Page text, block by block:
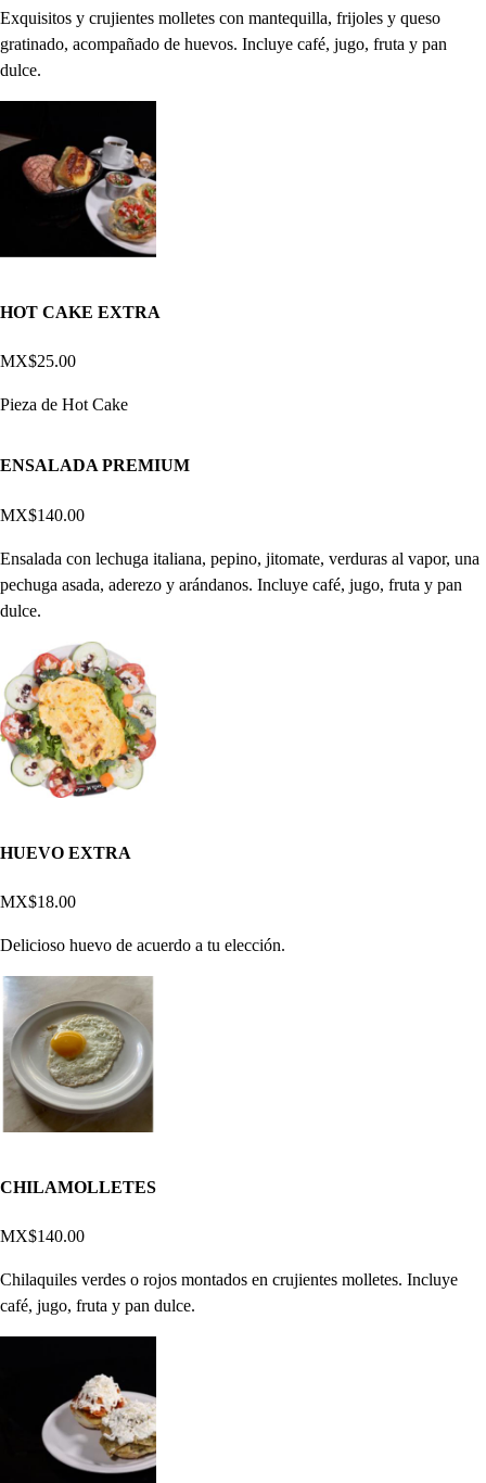
Exquisitos y crujientes molletes con mantequilla, frijoles y queso
gratinado, acompañado de huevos. Incluye café, jugo, fruta y pan
dulce.
HOT CAKE EXTRA
MX$25.00
Pieza de Hot Cake
ENSALADA PREMIUM
MX$140.00
Ensalada con lechuga italiana, pepino, jitomate, verduras al vapor, una
pechuga asada, aderezo y arándanos. Incluye café, jugo, fruta y pan
dulce.
HUEVO EXTRA
MX$18.00
Delicioso huevo de acuerdo a tu elección.
CHILAMOLLETES
MX$140.00
Chilaquiles verdes o rojos montados en crujientes molletes. Incluye
café, jugo, fruta y pan dulce.